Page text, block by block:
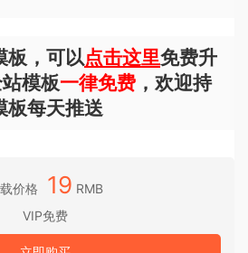
板，可以点击这里免费升
模板一律免费 ，欢迎持
板每天推送
价格 19 RMB
VIP免费